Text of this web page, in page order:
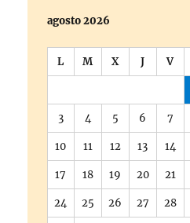
agosto 2026
L M X J V
3 4 5 6 7
10 11 12 13 14
17 18 19 20 21
24 25 26 27 28